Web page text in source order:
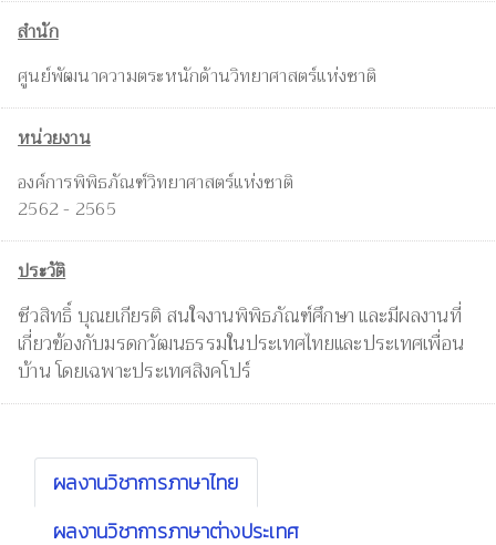
สำนัก
ศูนย์พัฒนาความตระหนักด้านวิทยาศาสตร์แห่งชาติ
หน่วยงาน
องค์การพิพิธภัณฑ์วิทยาศาสตร์แห่งชาติ
2562 - 2565
ประวัติ
ชีวสิทธิ์ บุณยเกียรติ สนใจงานพิพิธภัณฑ์ศึกษา และมีผลงานที่
เกี่ยวข้องกับมรดกวัฒนธรรมในประเทศไทยและประเทศเพื่อน
บ้าน โดยเฉพาะประเทศสิงคโปร์
ผลงานวิชาการภาษาไทย
ผลงานวิชาการภาษาต่างประเทศ